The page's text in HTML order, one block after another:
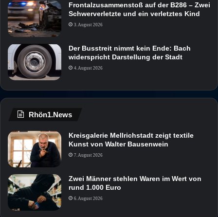
Frontalzusammenstoß auf der B286 – Zwei
Schwerverletzte und ein verletztes Kind
3. August 2026
Der Busstreit nimmt kein Ende: Bach
widerspricht Darstellung der Stadt
4. August 2026
Rhön1.News
Kreisgalerie Mellrichstadt zeigt textile
Kunst von Walter Bausenwein
7. August 2026
Zwei Männer stehlen Waren im Wert von
rund 1.000 Euro
6. August 2026